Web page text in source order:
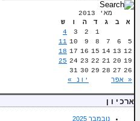
מאי 2013
א
ב ג ד ה ש
« אפר יונ »
1
2
3
4
5
6
7
8
9
10
11
12
13
14
15
16
17
18
19
20
21
22
23
24
25
26
27
28
29
30
31
ארכיון
נובמבר 2025